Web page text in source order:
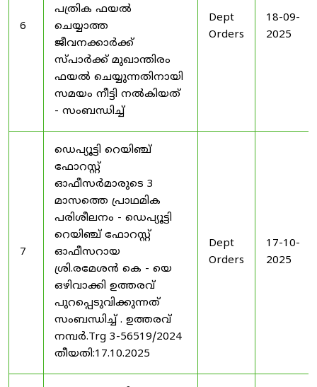
6
പത്രിക ഫയൽ
ചെയ്യാത്ത
ജീവനക്കാർക്ക്
സ്പാർക്ക് മുഖാന്തിരം
ഫയൽ ചെയ്യുന്നതിനായി
സമയം നീട്ടി നൽകിയത്
- സംബന്ധിച്ച്
Dept
Orders
18-09-
2025
7
ഡെപ്യൂട്ടി റെയിഞ്ച്
ഫോറസ്റ്റ്
ഓഫീസർമാരുടെ 3
മാസത്തെ പ്രാഥമിക
പരിശീലനം - ഡെപ്യൂട്ടി
റെയിഞ്ച് ഫോറസ്റ്റ്
ഓഫീസറായ
ശ്രി.രമേശൻ കെ - യെ
ഒഴിവാക്കി ഉത്തരവ്
പുറപ്പെടുവിക്കുന്നത്
സംബന്ധിച്ച് . ഉത്തരവ്
നമ്പർ.Trg 3-56519/2024
തീയതി:17.10.2025
Dept
Orders
17-10-
2025